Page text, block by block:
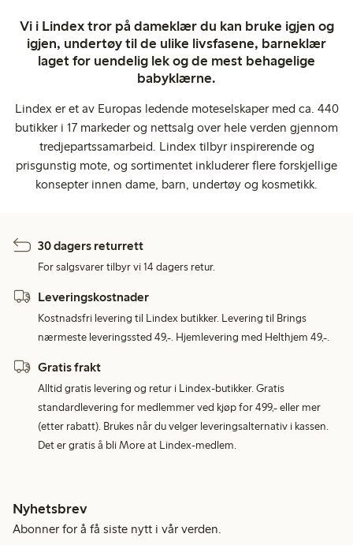
Vi i Lindex tror på dameklær du kan bruke igjen og
igjen, undertøy til de ulike livsfasene, barneklær
laget for uendelig lek og de mest behagelige
babyklærne.
Lindex er et av Europas ledende moteselskaper med ca. 440
butikker i 17 markeder og nettsalg over hele verden gjennom
tredjepartssamarbeid. Lindex tilbyr inspirerende og
prisgunstig mote, og sortimentet inkluderer flere forskjellige
konsepter innen dame, barn, undertøy og kosmetikk.
30 dagers returrett
For salgsvarer tilbyr vi 14 dagers retur.
Leveringskostnader
Kostnadsfri levering til Lindex butikker. Levering til Brings
nærmeste leveringssted 49,-. Hjemlevering med Helthjem 49,-.
Gratis frakt
Alltid gratis levering og retur i Lindex-butikker. Gratis
standardlevering for medlemmer ved kjøp for 499,- eller mer
(etter rabatt). Brukes når du velger leveringsalternativ i kassen.
Det er gratis å bli More at Lindex-medlem.
Nyhetsbrev
Abonner for å få siste nytt i vår verden.